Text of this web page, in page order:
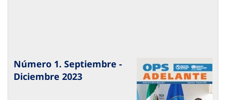
Número 1. Septiembre -
Diciembre 2023